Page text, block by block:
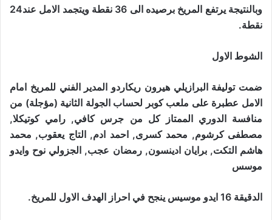
وبالنتيجة يرتفع المريخ برصيده الى 36 نقطة ويتجمد الامل عند24
نقطة.
الشوط الاول
ضمت توليفة البرازيلي هيرون ريكاردو المدير الفني للمريخ امام
الامل عطبرة على ملعب كوبر لحساب الجولة الثانية (مؤجلة) من
منافسة الدوري الممتاز كل من جرس كافي, رامي كوتيكلا,
مصطفى كرشوم, محمد كسرى, احمد ادم, التاج يعقوب, محمد
هاشم التكت, برايان ادينسون, رمضان عجب, الجزولي نوح وايدو
موسس
الدقيقة 16 ايدو موسيس ينجح في احراز الهدف الاول للمريخ.